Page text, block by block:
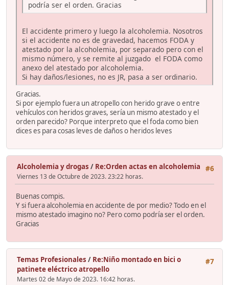
podría ser el orden. Gracias
El accidente primero y luego la alcoholemia. Nosotros
si el accidente no es de gravedad, hacemos FODA y
atestado por la alcoholemia, por separado pero con el
mismo número, y se remite al juzgado el FODA como
anexo del atestado por alcoholemia.
Si hay daños/lesiones, no es JR, pasa a ser ordinario.
Gracias.
Si por ejemplo fuera un atropello con herido grave o entre
vehículos con heridos graves, sería un mismo atestado y el
orden parecido? Porque interpreto que el foda como bien
dices es para cosas leves de daños o heridos leves
#6
Alcoholemia y drogas / Re:Orden actas en alcoholemia
Viernes 13 de Octubre de 2023. 23:22 horas.
Buenas compis.
Y si fuera alcoholemia en accidente de por medio? Todo en el
mismo atestado imagino no? Pero como podría ser el orden.
Gracias
#7
Temas Profesionales / Re:Niño montado en bici o
patinete eléctrico atropello
Martes 02 de Mayo de 2023. 16:42 horas.